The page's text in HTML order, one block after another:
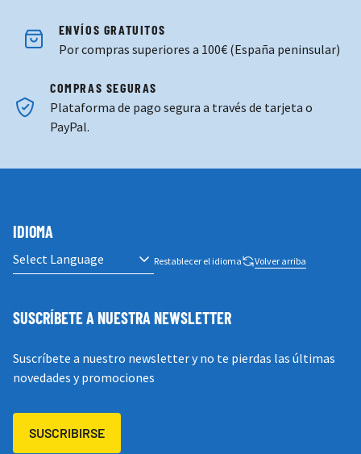
ENVÍOS GRATUITOS
Por compras superiores a 100€ (España peninsular)
COMPRAS SEGURAS
Plataforma de pago segura a través de tarjeta o
PayPal.
IDIOMA
Restablecer el idioma Volver arriba
SUSCRÍBETE A NUESTRA NEWSLETTER
Suscríbete a nuestro newsletter y no te pierdas las últimas
novedades y promociones
SUSCRIBIRSE